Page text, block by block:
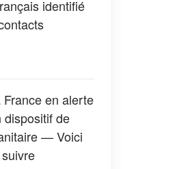
identifié
en alerte
dispositif de
— Voici